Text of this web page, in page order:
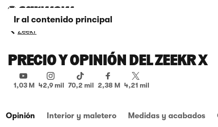
Ir al contenido principal
Zeekr
PRECIO Y OPINIÓN DEL ZEEKR X
1,03 M 42,9 mil 70,2 mil 2,38 M 4,21 mil
Opinión Interior y maletero Medidas y acabados